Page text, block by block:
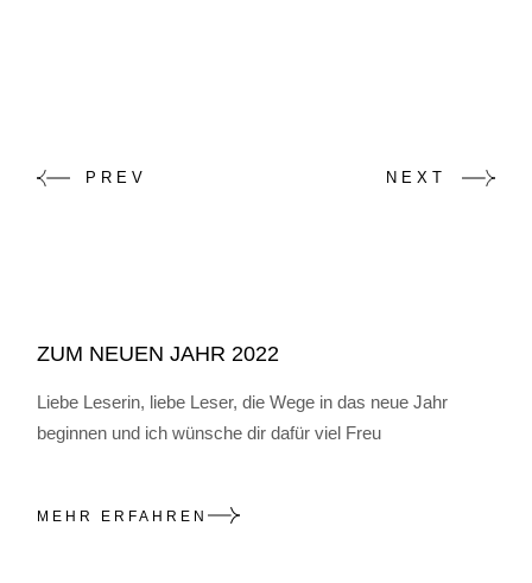
PREV NEXT
ZUM NEUEN JAHR 2022
Liebe Leserin, liebe Leser, die Wege in das neue Jahr
beginnen und ich wünsche dir dafür viel Freu
MEHR ERFAHREN